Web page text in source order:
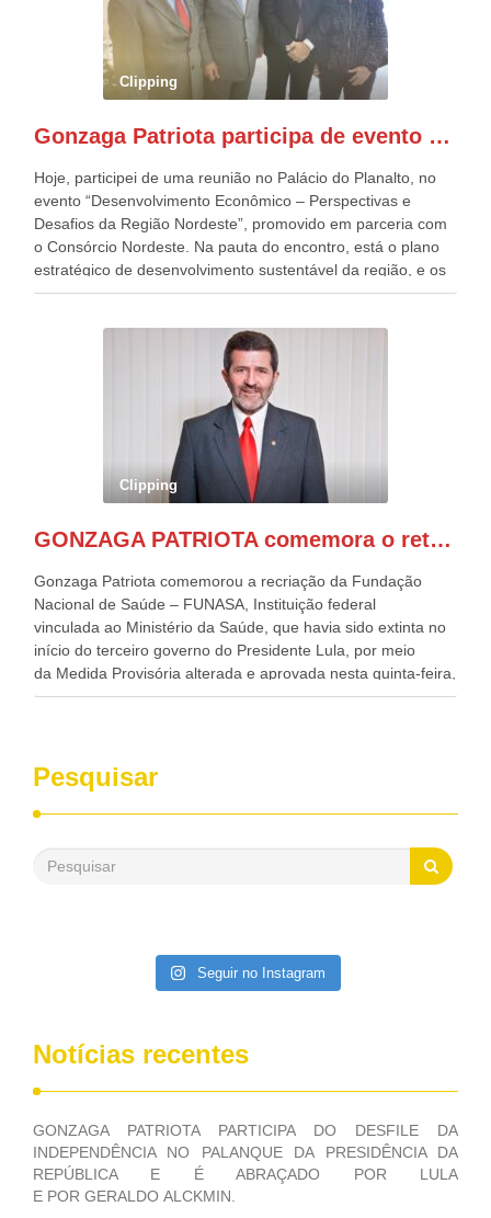
anualmente dos desfiles de Sete de Setembro, na
Esplanada dos Ministérios, em Brasília. Este ano, o governo
preparou espaços com cadeiras e coberturas, para 30.000
pessoas, só que o número de Patriotas Brasileiros
Independentes, dobrou na Esplanada. Eu, Lula e os
Patriota.
Clipping
Gonzaga Patriota participa de evento em prol do desenvolvimento do Nordeste
Hoje, participei de uma reunião no Palácio do Planalto, no
evento “Desenvolvimento Econômico – Perspectivas e
Desafios da Região Nordeste”, promovido em parceria com
o Consórcio Nordeste. Na pauta do encontro, está o plano
estratégico de desenvolvimento sustentável da região, e os
desafios para a elaboração de políticas públicas, que
evento contou com a presença do Vice-presidente Geraldo
Alckmin, que também ocupa o Ministério do
Desenvolvimento, Indústria, Comércio e Serviços, o ex
governador de Pernambuco, agora Presidente do Banco do
Nordeste, Paulo Câmara, o ex Deputado Federal, e
atualmente Superintendente da SUDENE, Danilo Cabral, da
Governadora de Pernambuco, Raquel Lyra, os ministros da
Casa Civil, Rui Costa, e da Integração e do Desenvolvimento
de todo Nordeste que também ajudam a fomentar o
Clipping
GONZAGA PATRIOTA comemora o retorno da FUNASA
Gonzaga Patriota comemorou a recriação da Fundação
Nacional de Saúde – FUNASA, Instituição federal
vinculada ao Ministério da Saúde, que havia sido extinta no
início do terceiro governo do Presidente Lula, por meio
da Medida Provisória alterada e aprovada nesta quinta-feira,
pelo Congresso Nacional. Gonzaga Patriota disse hoje em
desenvolvimento dos seus municípios e, somente o ano
passado, essa Fundação distribuiu mais de três bilhões de
reais, com suas maravilhosas ações, dentre alas, mais de
saneamento básico, em pequenas comunidades rurais.
Patriota disse ainda que, mesmo sem mandato,
Pesquisar
Seguir no Instagram
Notícias recentes
GONZAGA PATRIOTA PARTICIPA DO DESFILE DA
INDEPENDÊNCIA NO PALANQUE DA PRESIDÊNCIA DA
REPÚBLICA E É ABRAÇADO POR LULA
E POR GERALDO ALCKMIN.